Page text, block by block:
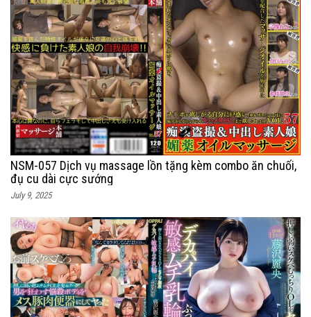
NSM-057 Dịch vụ massage lồn tặng kèm combo ăn chuối,
đụ cu dài cực sướng
July 9, 2025